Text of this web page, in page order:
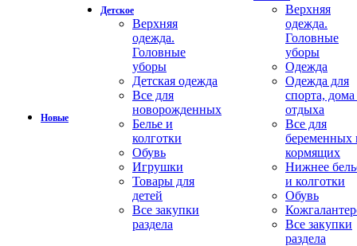
Новые
Детское
Верхняя
одежда.
Головные
уборы
Детская одежда
Все для
новорожденных
Белье и
колготки
Обувь
Игрушки
Товары для
детей
Все закупки
раздела
Верхняя
одежда.
Головные
уборы
Одежда
Одежда для
спорта,
отдыха
Все для
беременных
кормящих
Нижнее
и колготки
Обувь
Все закупки
раздела